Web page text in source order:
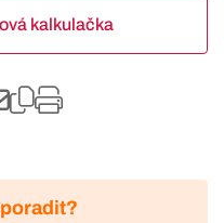
kalkulačka